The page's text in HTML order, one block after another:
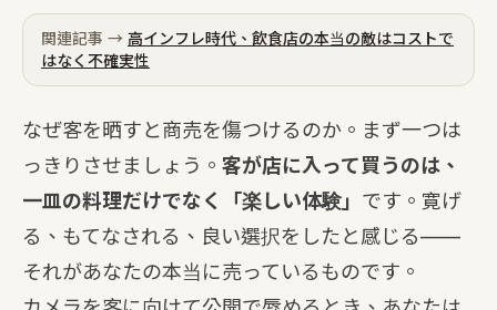
関連記事 → 高インフレ時代、飲食店の本当の敵はコストで
はなく不確実性
なぜ客を晒すと商売を傷つけるのか。まず一つは
っきりさせましょう。 客が店に入って買うのは、
一皿の料理だけでなく「楽しい体験」 です。寛げ
る、もてなされる、良い選択をしたと感じる——
それがあなたの本当に売っているものです。